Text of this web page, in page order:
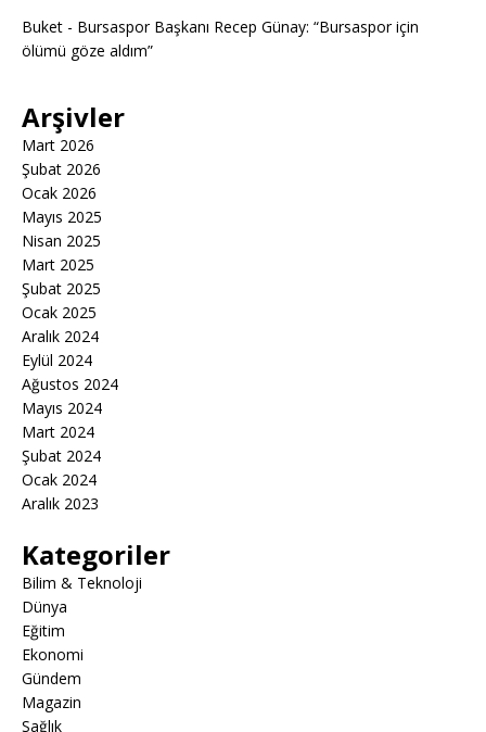
Buket - Bursaspor Başkanı Recep Günay: “Bursaspor için
ölümü göze aldım”
Arşivler
Mart 2026
Şubat 2026
Ocak 2026
Mayıs 2025
Nisan 2025
Mart 2025
Şubat 2025
Ocak 2025
Aralık 2024
Eylül 2024
Ağustos 2024
Mayıs 2024
Mart 2024
Şubat 2024
Ocak 2024
Aralık 2023
Kategoriler
Bilim & Teknoloji
Dünya
Eğitim
Ekonomi
Gündem
Magazin
Sağlık